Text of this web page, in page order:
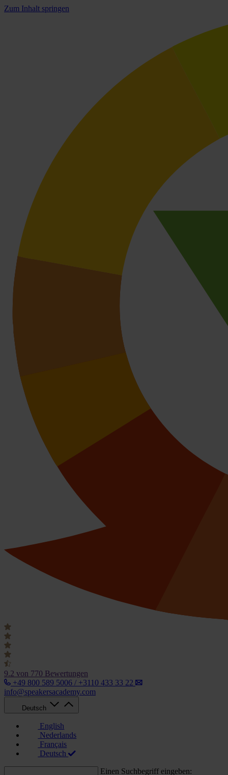
Zum Inhalt springen
9.2 von 770 Bewertungen
+49 800 589 5006 / +3110 433 33 22
info@speakersacademy.com
Deutsch
English
Nederlands
Français
Deutsch
Einen Suchbegriff eingeben: